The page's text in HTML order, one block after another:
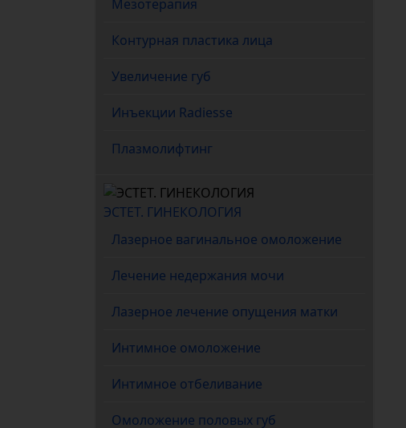
Мезотерапия
Контурная пластика лица
Увеличение губ
Инъекции Radiesse
Плазмолифтинг
ЭСТЕТ. ГИНЕКОЛОГИЯ
Лазерное вагинальное омоложение
Лечение недержания мочи
Лазерное лечение опущения матки
Интимное омоложение
Интимное отбеливание
Омоложение половых губ